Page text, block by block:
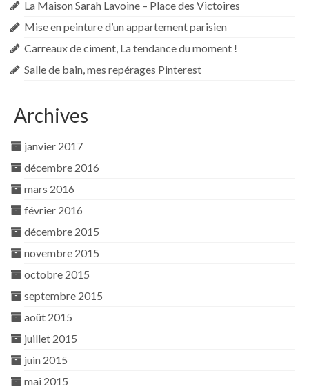
La Maison Sarah Lavoine – Place des Victoires
Mise en peinture d’un appartement parisien
Carreaux de ciment, La tendance du moment !
Salle de bain, mes repérages Pinterest
Archives
janvier 2017
décembre 2016
mars 2016
février 2016
décembre 2015
novembre 2015
octobre 2015
septembre 2015
août 2015
juillet 2015
juin 2015
mai 2015